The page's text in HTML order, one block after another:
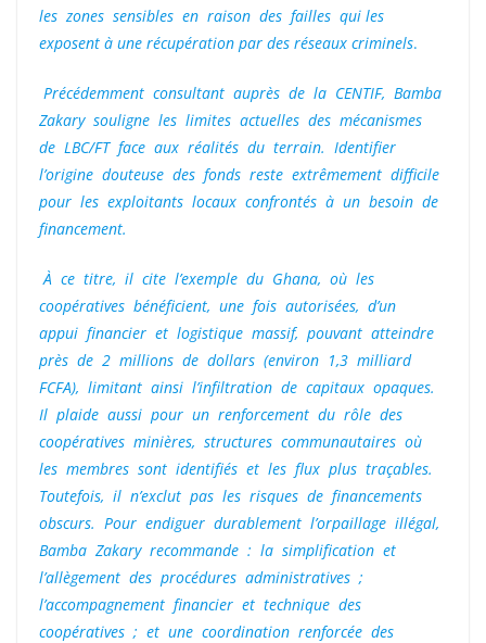
les zones sensibles en raison des failles qui les
exposent à une récupération par des réseaux criminels.
Précédemment consultant auprès de la CENTIF, Bamba
Zakary souligne les limites actuelles des mécanismes
de LBC/FT face aux réalités du terrain. Identifier
l’origine douteuse des fonds reste extrêmement difficile
pour les exploitants locaux confrontés à un besoin de
financement.
À ce titre, il cite l’exemple du Ghana, où les
coopératives bénéficient, une fois autorisées, d’un
appui financier et logistique massif, pouvant atteindre
près de 2 millions de dollars (environ 1,3 milliard
FCFA), limitant ainsi l’infiltration de capitaux opaques.
Il plaide aussi pour un renforcement du rôle des
coopératives minières, structures communautaires où
les membres sont identifiés et les flux plus traçables.
Toutefois, il n’exclut pas les risques de financements
obscurs. Pour endiguer durablement l’orpaillage illégal,
Bamba Zakary recommande : la simplification et
l’allègement des procédures administratives ;
l’accompagnement financier et technique des
coopératives ; et une coordination renforcée des